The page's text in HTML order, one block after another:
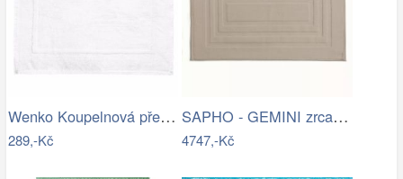
Wenko Koupelnová předložka TERRY…
289,-Kč
SAPHO - GEMINI zrcadlo s LED osvětlením…
4747,-Kč